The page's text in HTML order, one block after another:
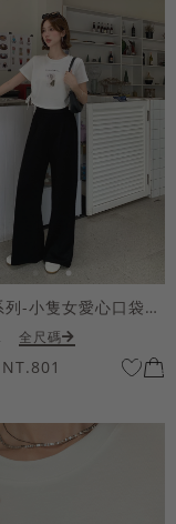
舒芙蕾系列-小隻女愛心口袋寬褲
全尺碼
NT.801